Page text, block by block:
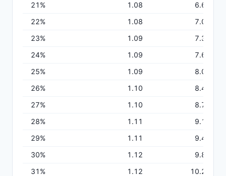
21 % 1.08
6.66
22% 1.08
7.00
23% 1.09
7.34
24% 1.09
7.69
25% 1.09
8.04
26% 1.10
8.40
27% 1.10
8.75
28% 1.11
9.11
29% 1.11
9.47
30% 1.12
9.84
31 % 1.12
10.21
スマホで使える試薬管理システム
こんなお悩みありませんか？
Excelを利用した在庫管理は効率が悪い
大企業向けの試薬管理システムは、運用に手
費用をゼロにしたい